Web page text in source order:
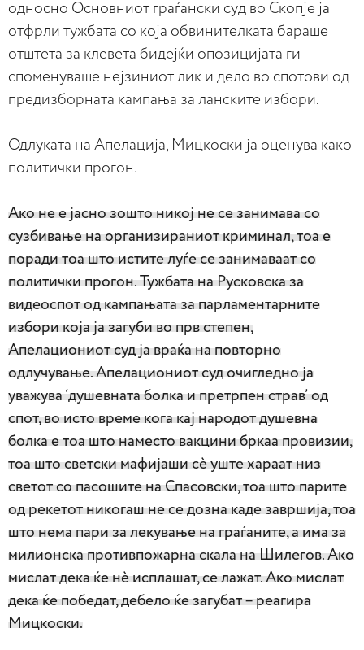
односно Основниот граѓански суд во Скопје ја
отфрли тужбата со која обвинителката бараше
отштета за клевета бидејќи опозицијата ги
споменуваше нејзиниот лик и дело во спотови од
предизборната кампања за ланските избори.
Одлуката на Апелација, Мицкоски ја оценува како
политички прогон.
Ако не е јасно зошто никој не се занимава со
сузбивање на организираниот криминал, тоа е
поради тоа што истите луѓе се занимаваат со
политички прогон. Тужбата на Русковска за
видеоспот од кампањата за парламентарните
избори која ја загуби во прв степен,
Апелациониот суд ја враќа на повторно
одлучување. Апелациониот суд очигледно ја
уважува ‘душевната болка и претрпен страв’ од
спот, во исто време кога кај народот душевна
болка е тоа што наместо вакцини бркаа провизии,
тоа што светски мафијаши сè уште хараат низ
светот со пасошите на Спасовски, тоа што парите
од рекетот никогаш не се дозна каде завршија, тоа
што нема пари за лекување на граѓаните, а има за
милионска противпожарна скала на Шилегов. Ако
мислат дека ќе нè исплашат, се лажат. Ако мислат
дека ќе победат, дебело ќе загубат – реагира
Мицкоски.